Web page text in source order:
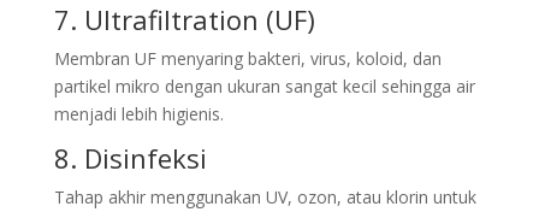
7. Ultrafiltration (UF)
Membran UF menyaring bakteri, virus, koloid, dan
partikel mikro dengan ukuran sangat kecil sehingga air
menjadi lebih higienis.
8. Disinfeksi
Tahap akhir menggunakan UV, ozon, atau klorin untuk